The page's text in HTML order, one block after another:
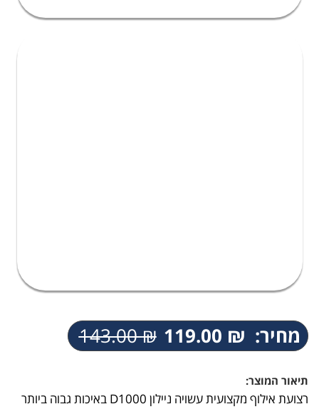
מחיר: 143.00₪
המחיר
143.00 ₪.
119.00 ₪
המחיר
119.00 ₪.
תיאור המוצר:
רצועת אילוף מקצועית עשויה ניילון D1000 באיכות גבוה ביותר